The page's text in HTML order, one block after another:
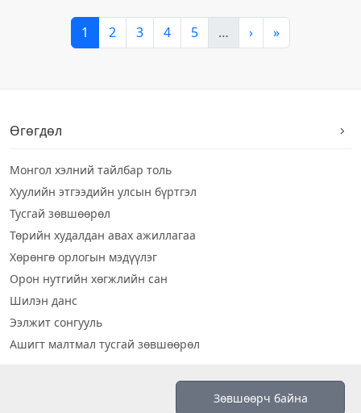
1 2 3 4 5 … › »
Өгөгдөл
Монгол хэлний тайлбар толь
Хуулийн этгээдийн улсын бүртгэл
Тусгай зөвшөөрөл
Төрийн худалдан авах ажиллагаа
Хөрөнгө орлогын мэдүүлэг
Орон нутгийн хөгжлийн сан
Шилэн данс
Ээлжит сонгууль
Ашигт малтмал тусгай зөвшөөрөл
Зөвшөөрч байна